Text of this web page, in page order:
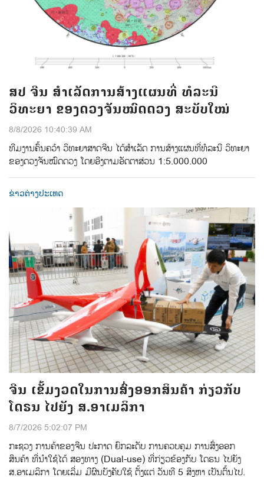
ສປ ຈີນ ສຳເລັດການສ້າງແຜນທີ່ ທໍລະນີ
ວິທະຍາ ຂອງດວງຈັນໝົດດວງ ສະບັບໃໝ່
8/8/2026 10:40:39 AM
ທີມ​ງານ​ຄົ້ນ​ຄວ້າ ​ວິ​ທະ​ຍາ​ສາດ​ຈີນ​ ໄດ້​ສຳ​ເລັດ ​ການ​​ສ້າງ​ແຜນ​ທີ່​ທໍ​ລະ​ນີ​ ວິ​ທະ​ຍາ
ຂອງ​ດວງ​ຈັນ​ໝົດ​ດວງ​ ໂດຍ​ອີງ​ຕາມ​ອັດ​ຕາ​ສ່ວນ 1:5.000.000
ຂ່າວຕ່າງປະເທດ
ຈີນ ເຂັ້ມງວດໃນການສົ່ງອອກສິນຄ້າ ກ່ຽວກັບ
ໂດຣນ ໄປຍັງ ສ.ອາເມລິກາ
8/7/2026 5:02:07 PM
ກະຊວງ ການຄ້າຂອງຈີນ ປະກາດ ຍົກລະດັບ ການຄວບຄຸມ ການສົ່ງອອກ
ສິນຄ້າ ທີ່ນຳໃຊ້ໄດ້ ສອງທາງ (Dual-use) ທີ່ກ່ຽວຂ້ອງກັບ ໂດຣນ ໄປຍັງ
ສ.ອາເມລິກາ ໂດຍເລີ່ມ ມີຜົນບັງຄັບໃຊ້ ຕັ້ງແຕ່ ວັນທີ 5 ສິງຫາ ເປັນຕົ້ນໄປ.